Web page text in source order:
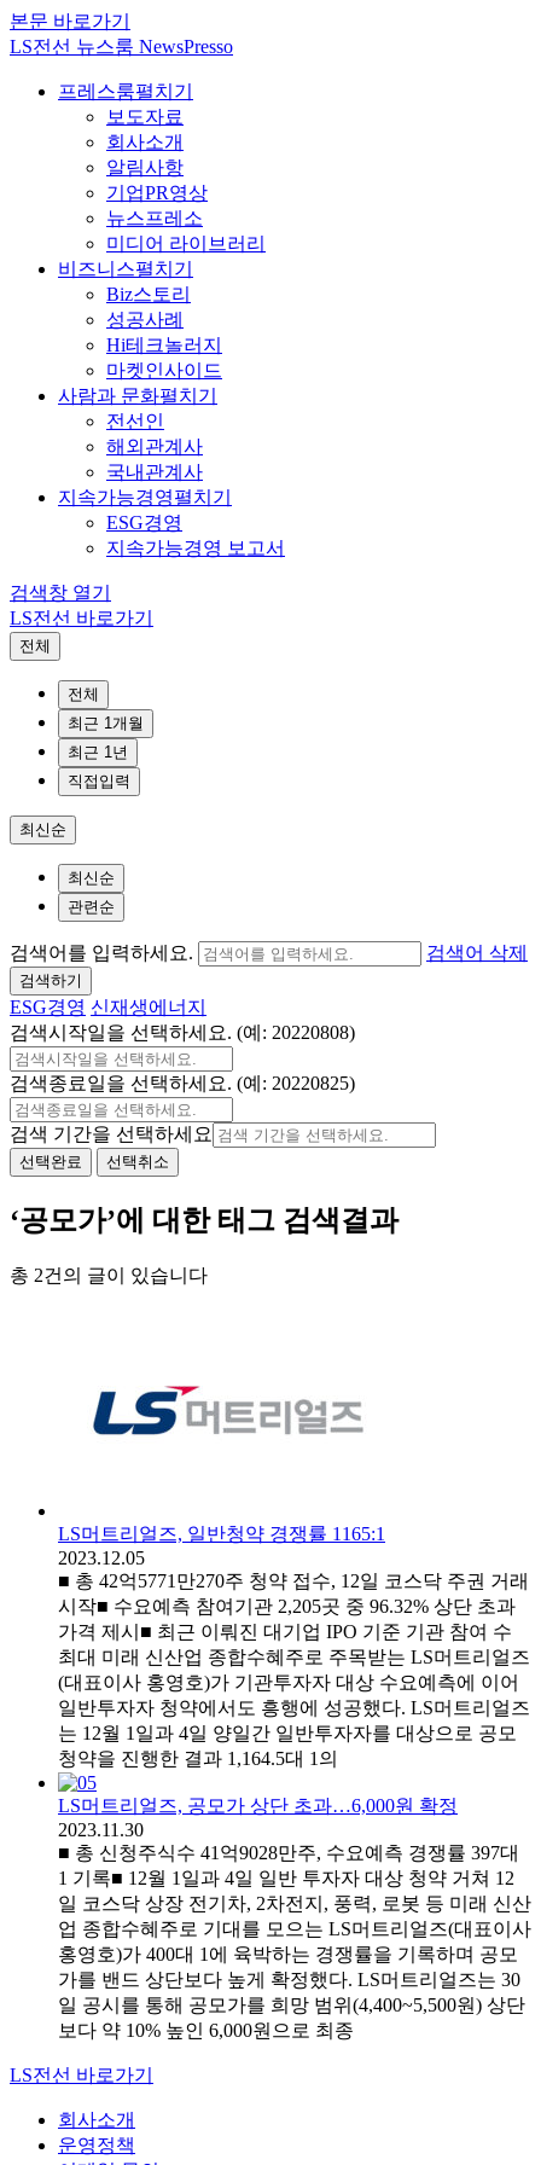
본문 바로가기
LS전선 뉴스룸 NewsPresso
프레스룸펼치기
보도자료
회사소개
알림사항
기업PR영상
뉴스프레소
미디어 라이브러리
비즈니스펼치기
Biz스토리
성공사례
Hi테크놀러지
마켓인사이드
사람과 문화펼치기
전선인
해외관계사
국내관계사
지속가능경영펼치기
ESG경영
지속가능경영 보고서
검색창 열기
LS전선 바로가기
전체
전체
최근 1개월
최근 1년
직접입력
최신순
최신순
관련순
검색어를 입력하세요. 검색어 삭제
검색하기
ESG경영 신재생에너지
검색시작일을 선택하세요. (예: 20220808)
검색종료일을 선택하세요. (예: 20220825)
검색 기간을 선택하세요
선택완료 선택취소
‘공모가’에 대한 태그 검색결과
총 2건의 글이 있습니다
LS머트리얼즈, 일반청약 경쟁률 1165:1
2023.12.05
■ 총 42억5771만270주 청약 접수, 12일 코스닥 주권 거래
시작■ 수요예측 참여기관 2,205곳 중 96.32% 상단 초과
가격 제시■ 최근 이뤄진 대기업 IPO 기준 기관 참여 수
최대 미래 신산업 종합수혜주로 주목받는 LS머트리얼즈
(대표이사 홍영호)가 기관투자자 대상 수요예측에 이어
일반투자자 청약에서도 흥행에 성공했다. LS머트리얼즈
는 12월 1일과 4일 양일간 일반투자자를 대상으로 공모
청약을 진행한 결과 1,164.5대 1의
LS머트리얼즈, 공모가 상단 초과…6,000원 확정
2023.11.30
■ 총 신청주식수 41억9028만주, 수요예측 경쟁률 397대
1 기록■ 12월 1일과 4일 일반 투자자 대상 청약 거쳐 12
일 코스닥 상장 전기차, 2차전지, 풍력, 로봇 등 미래 신산
업 종합수혜주로 기대를 모으는 LS머트리얼즈(대표이사
홍영호)가 400대 1에 육박하는 경쟁률을 기록하며 공모
가를 밴드 상단보다 높게 확정했다. LS머트리얼즈는 30
일 공시를 통해 공모가를 희망 범위(4,400~5,500원) 상단
보다 약 10% 높인 6,000원으로 최종
LS전선 바로가기
회사소개
운영정책